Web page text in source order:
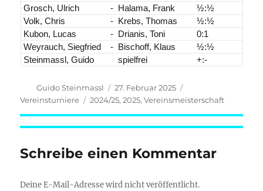
Grosch, Ulrich
- Halama, Frank
½:½
Volk, Chris
- Krebs, Thomas
½:½
Kubon, Lucas
- Drianis, Toni
0:1
Weyrauch, Siegfried
- Bischoff, Klaus
½:½
Steinmassl, Guido
spielfrei +:-
Autor
Guido Steinmassl
Veröffentlicht
am
27. Februar 2025
Vereinsturniere
Schlagwörter
2024/25,2025,Vereinsmeisterschaft
Schreibe einen Kommentar
Deine E-Mail-Adresse wird nicht veröffentlicht.